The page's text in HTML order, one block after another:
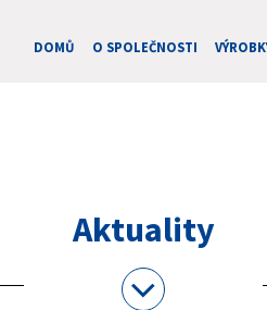
DOMŮ O SPOLEČNOSTI
Aktuality